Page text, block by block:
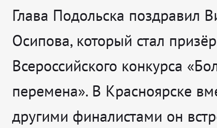
Глава Подольска поздравил
Осипова, который стал
Всероссийского конкурса
перемена». В Красноярске
другими финалистами он